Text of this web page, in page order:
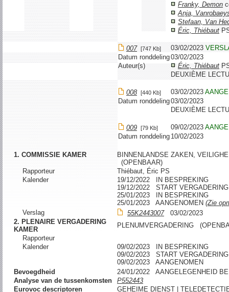
Franky, Demon
Anja,
Stefaan, Van
Éric, Thiébaut
007 [747 Kb] 03/02/2023
Datum ronddeling03/02/2023
Auteur(s)
Éric, Thiébaut
DEUXIÈME
008 [440 Kb] 03/02/2023
Datum ronddeling03/02/2023
DEUXIÈME
009 [79 Kb] 09/02/2023
Datum ronddeling 10/02/2023
1. COMMISSIE KAMER
BINNENLANDSE ZAKEN,
(OPENBAAR)
Rapporteur
Thiébaut, Éric PS
Kalender
19/12/2022 IN BESPREKING
19/12/2022 START VERGADERING
25/01/2023 IN BESPREKING
25/01/2023 AANGENOMEN (Zie
Verslag
55K244300703/02/2023
2. PLENAIRE VERGADERING
KAMER
PLENUMVERGADERING
Rapporteur
Kalender
09/02/2023 IN BESPREKING
09/02/2023 START VERGADERING
09/02/2023 AANGENOMEN
Bevoegdheid
24/01/2022 AANGELEGENHEID
Analyse van de tussenkomsten
P552443
Eurovoc descriptoren
GEHEIME DIENST |